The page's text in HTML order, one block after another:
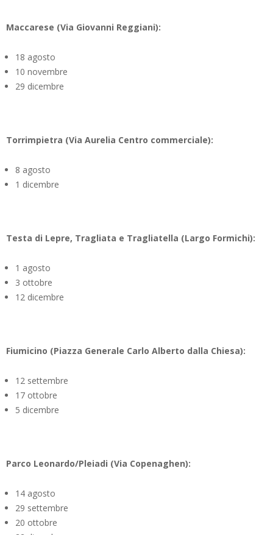
Maccarese (Via Giovanni Reggiani):
18 agosto
10 novembre
29 dicembre
Torrimpietra (Via Aurelia Centro commerciale):
8 agosto
1 dicembre
Testa di Lepre, Tragliata e Tragliatella (Largo Formichi):
1 agosto
3 ottobre
12 dicembre
Fiumicino (Piazza Generale Carlo Alberto dalla Chiesa):
12 settembre
17 ottobre
5 dicembre
Parco Leonardo/Pleiadi (Via Copenaghen):
14 agosto
29 settembre
20 ottobre